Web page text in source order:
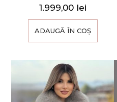
1.999,00 lei
ADAUGĂ ÎN COȘ